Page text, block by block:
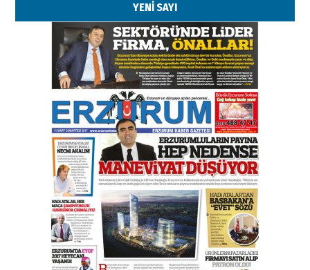
YENİ SAYI
Kenan GÜLERCİ
Murat Şahsuvaroğlu ERKON’da
çıtayı yukarı taşırken,
yönetimdekiler aşağı
çekmemeli!
17 Şubat 2026 SalıOrhan BOZKURT
Bir fotoğraf, bir şehir, bir
gazeteci… Dizginler kimin
elinde?
31 Mart 2026 Salı
A. Berhan Yılmaz
BİR BÖLÜM DEĞİL, BİR ÖMÜR
SEÇİYORSUNUZ… “NEDEN
ATATÜRK ÜNİVERSİTESİ?”
28 Temmuz 2026 Salı
Ahmet Gökhan YAZICI
Ahmed Yesevi’den bir Alperen…
”Reisimiz” idi… Hakka yürüdü.!
26 Mart 2026 Perşembe